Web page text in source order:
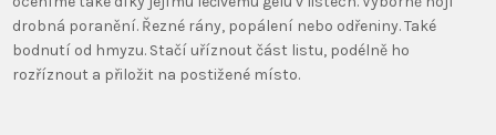
drobná poranění. Řezné rány, popálení nebo odřeniny. Také
bodnutí od hmyzu. Stačí uříznout část listu, podélně ho
rozříznout a přiložit na postižené místo.